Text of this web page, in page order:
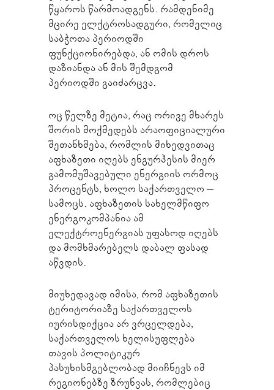
წყაროს წარმოადგენს. რამდენიმე
მცირე ელქტროსადგური, რომელიც
საბჭოთა პერიოდში
ფუნქციონირებდა, ან ომის დროს
დაზიანდა ან მის შემდგომ
პერიოდში გაიძარცვა.
ოც წელზე მეტია, რაც ორივე მხარეს
შორის მოქმედებს არაოფიციალური
შეთანხმება, რომლის მიხედვითაც
აფხაზეთი იღებს ენგურჰესის მიერ
გამომუშავებული ენერგიის ორმოც
პროცენტს, ხოლო საქართველო –
სამოცს. აფხაზეთის სახელმწიფო
ენერგოკომპანია ამ
ელექტროენერგიას უფასოდ იღებს
და მომხმარებელს დაბალ ფასად
აწვდის.
მიუხედავად იმისა, რომ აფხაზეთის
ტერიტორიაზე საქართველოს
იურისდიქცია არ ვრცელდება,
საქართველოს ხელისუფლება
თავის პოლიტიკურ
პასუხისმგებლობად მიიჩნევს იმ
რეგიონებზე ზრუნვას, რომლებიც